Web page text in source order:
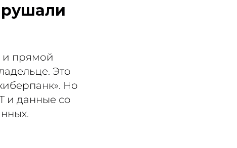
и прямой
Это
Но
и данные со